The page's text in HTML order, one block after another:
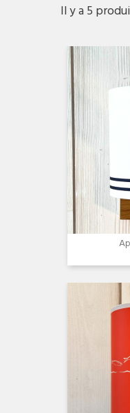
Il y a 5